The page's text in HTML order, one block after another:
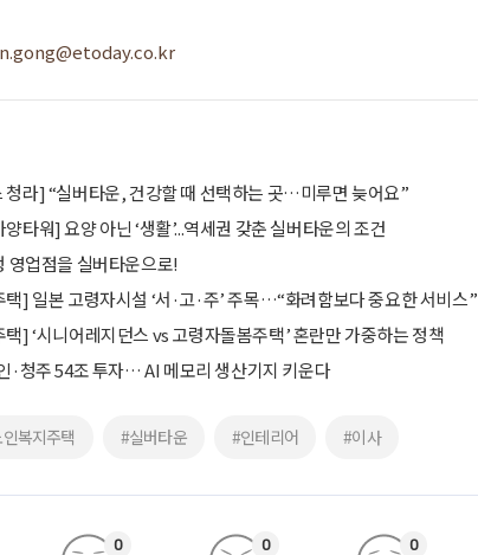
청라] “실버타운, 건강할 때 선택하는 곳…미루면 늦어요”
타워] 요양 아닌 ‘생활’...역세권 갖춘 실버타운의 조건
영업점을 실버타운으로!
] 일본 고령자시설 ‘서·고·주’ 주목…“화려함보다 중요한 서비스”
] ‘시니어레지던스 vs 고령자돌봄주택’ 혼란만 가중하는 정책
·청주 54조 투자… AI 메모리 생산기지 키운다
복지주택 #실버타운 #인테리어 #이사
0 0 0